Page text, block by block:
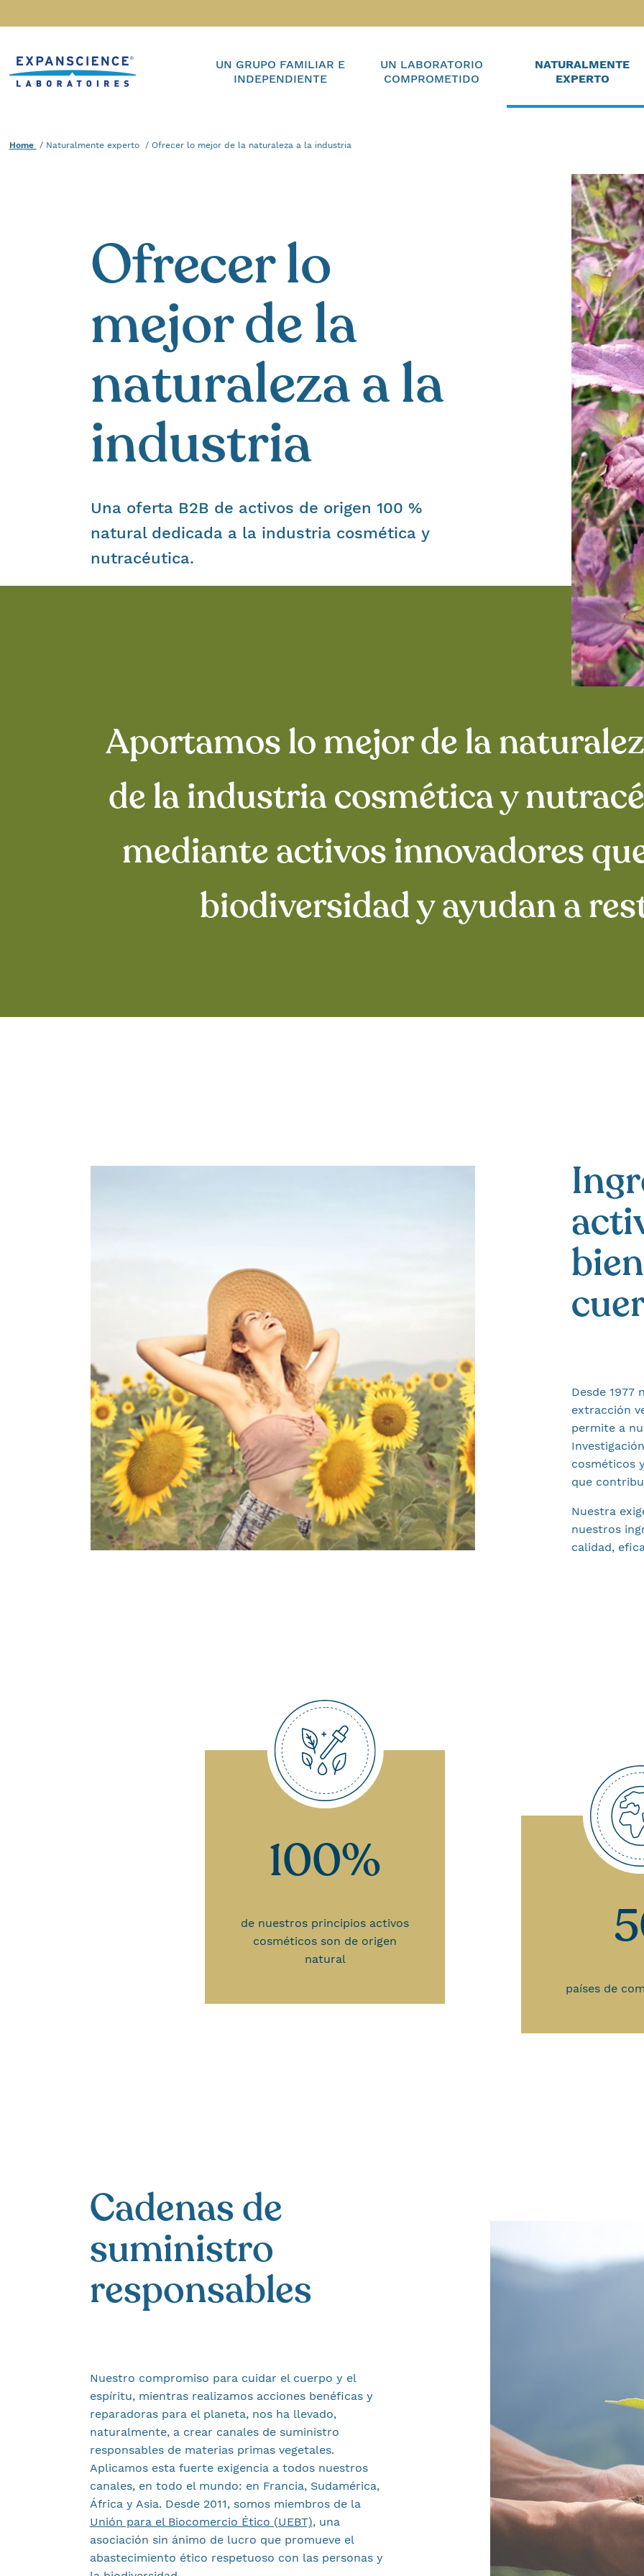
UN GRUPO FAMILIAR E
INDEPENDIENTE
UN LABORATORIO
COMPROMETIDO
NATURALMENTE
EXPERTO
Home Naturalmente experto Current :
Ofrecer lo mejor de la naturaleza a la industria
Ofrecer lo
mejor de la
naturaleza a la
industria
Una oferta B2B de activos de origen 100 %
natural dedicada a la industria cosmética y
nutracéutica.
Aportamos lo mejor de la
de la industria cosmética y
mediante activos innovadores
biodiversidad y ayudan a
Desde 1977
extracción
permite a
cosméticos
que
Nuestra
nuestros
calidad,
100%
de nuestros principios activos
cosméticos son de origen
natural
países de
Cadenas de
suministro
responsables
Nuestro compromiso para cuidar el cuerpo y el
espíritu, mientras realizamos acciones benéficas y
reparadoras para el planeta, nos ha llevado,
naturalmente, a crear canales de suministro
responsables de materias primas vegetales.
Aplicamos esta fuerte exigencia a todos nuestros
canales, en todo el mundo: en Francia, Sudamérica,
África y Asia. Desde 2011, somos miembros de la
Unión para el Biocomercio Ético (UEBT), una
asociación sin ánimo de lucro que promueve el
abastecimiento ético respetuoso con las personas y